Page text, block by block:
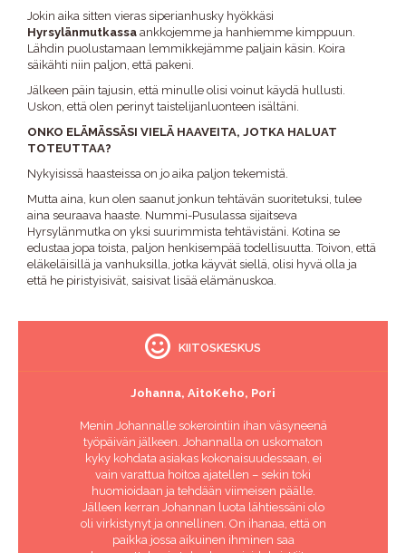
Jokin aika sitten vieras siperianhusky hyökkäsi
Hyrsylänmutkassa ankkojemme ja hanhiemme kimppuun.
Lähdin puolustamaan lemmikkejämme paljain käsin. Koira
säikähti niin paljon, että pakeni.
Jälkeen päin tajusin, että minulle olisi voinut käydä hullusti.
Uskon, että olen perinyt taistelijanluonteen isältäni.
ONKO ELÄMÄSSÄSI VIELÄ HAAVEITA, JOTKA HALUAT
TOTEUTTAA?
Nykyisissä haasteissa on jo aika paljon tekemistä.
Mutta aina, kun olen saanut jonkun tehtävän suoritetuksi, tulee
aina seuraava haaste. Nummi-Pusulassa sijaitseva
Hyrsylänmutka on yksi suurimmista tehtävistäni. Kotina se
edustaa jopa toista, paljon henkisempää todellisuutta. Toivon, että
eläkeläisillä ja vanhuksilla, jotka käyvät siellä, olisi hyvä olla ja
että he piristyisivät, saisivat lisää elämänuskoa.
KIITOSKESKUS
Johanna, AitoKeho, Pori
Menin Johannalle sokerointiin ihan väsyneenä
työpäivän jälkeen. Johannalla on uskomaton
kyky kohdata asiakas kokonaisuudessaan, ei
vain varattua hoitoa ajatellen – sekin toki
huomioidaan ja tehdään viimeisen päälle.
Jälleen kerran Johannan luota lähtiessäni olo
oli virkistynyt ja onnellinen. On ihanaa, että on
paikka jossa aikuinen ihminen saa